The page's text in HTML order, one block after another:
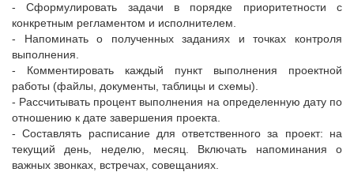
- Сформулировать задачи в порядке приоритетности с
конкретным регламентом и исполнителем.
- Напоминать о полученных заданиях и точках контроля
выполнения.
- Комментировать каждый пункт выполнения проектной
работы (файлы, документы, таблицы и схемы).
- Рассчитывать процент выполнения на определенную дату по
отношению к дате завершения проекта.
- Составлять расписание для ответственного за проект: на
текущий день, неделю, месяц. Включать напоминания о
важных звонках, встречах, совещаниях.